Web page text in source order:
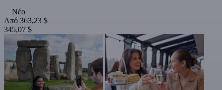
Νέο
Από 363,23 $
345,07 $